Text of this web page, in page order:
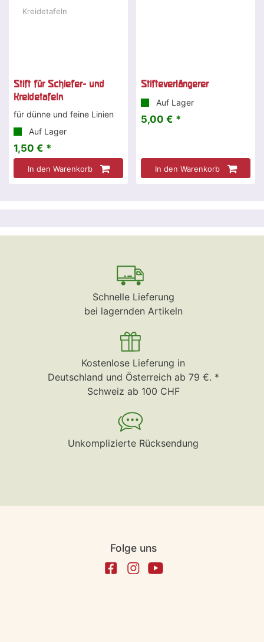
Stift für Schiefer- und
Kreidetafeln
für dünne und feine Linien
Auf Lager
1,50 € *
In den Warenkorb
Stifteverlängerer
Auf Lager
5,00 € *
In den Warenkorb
Schnelle Lieferung
bei lagernden Artikeln
Kostenlose Lieferung in
Deutschland und Österreich ab 79 €. *
Schweiz ab 100 CHF
Unkomplizierte Rücksendung
Folge uns